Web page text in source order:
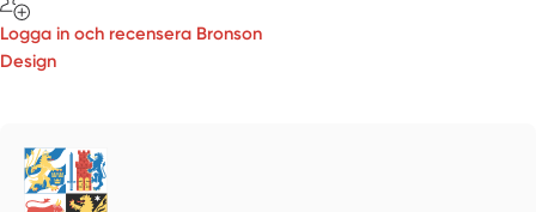
Logga in och recensera Bronson
Design